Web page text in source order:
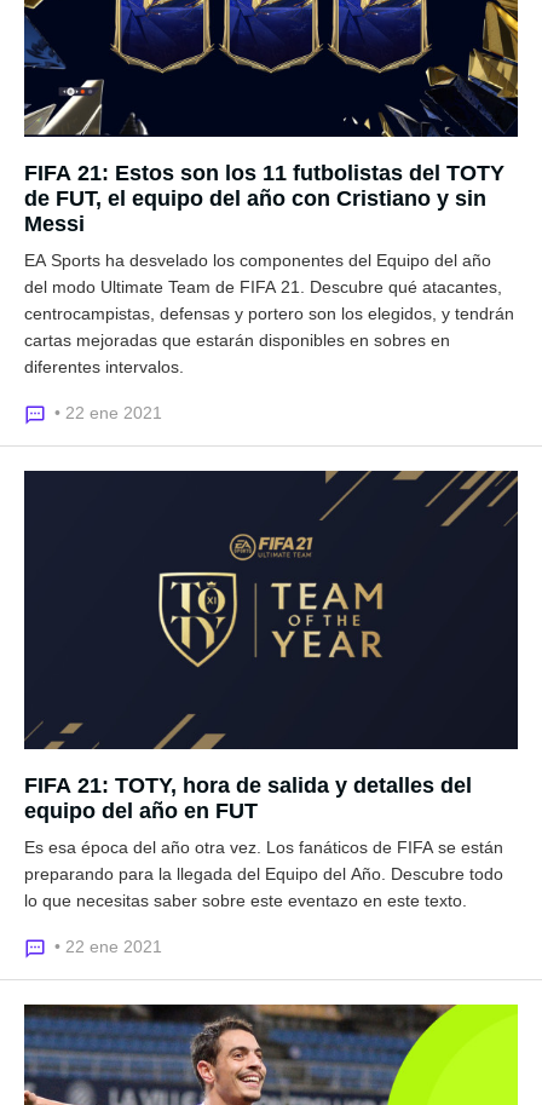
FIFA 21: Estos son los 11 futbolistas del TOTY
de FUT, el equipo del año con Cristiano y sin
Messi
EA Sports ha desvelado los componentes del Equipo del año
del modo Ultimate Team de FIFA 21. Descubre qué atacantes,
centrocampistas, defensas y portero son los elegidos, y tendrán
cartas mejoradas que estarán disponibles en sobres en
diferentes intervalos.
• 22 ene 2021
FIFA 21: TOTY, hora de salida y detalles del
equipo del año en FUT
Es esa época del año otra vez. Los fanáticos de FIFA se están
preparando para la llegada del Equipo del Año. Descubre todo
lo que necesitas saber sobre este eventazo en este texto.
• 22 ene 2021